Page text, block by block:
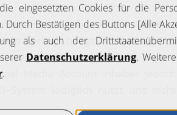
sogar Anbieter sein, wenn er
in Verkehr bringt oder wesentlich
oder Integration in eigene
Media-Account-Inhaber jedoch
lediglich nutzt und nicht